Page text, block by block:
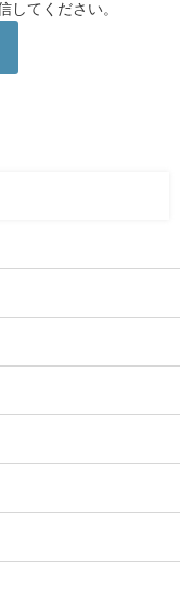
してください。